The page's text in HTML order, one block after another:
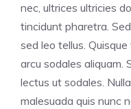
nec, ultrices ultricies
tincidunt pharetra.
sed leo tellus.
arcu sodales aliquam.
lectus ut sodales.
malesuada quis nunc